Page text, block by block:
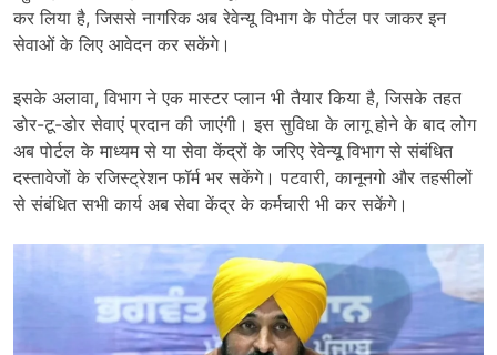
कर लिया है, जिससे नागरिक अब रेवेन्यू विभाग के पोर्टल पर जाकर इन
सेवाओं के लिए आवेदन कर सकेंगे।
इसके अलावा, विभाग ने एक मास्टर प्लान भी तैयार किया है, जिसके तहत
डोर-टू-डोर सेवाएं प्रदान की जाएंगी। इस सुविधा के लागू होने के बाद लोग
अब पोर्टल के माध्यम से या सेवा केंद्रों के जरिए रेवेन्यू विभाग से संबंधित
दस्तावेजों के रजिस्ट्रेशन फॉर्म भर सकेंगे। पटवारी, कानूनगो और तहसीलों
से संबंधित सभी कार्य अब सेवा केंद्र के कर्मचारी भी कर सकेंगे।